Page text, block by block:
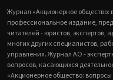
Журнал «Акционерное общество:
профессиональное издание,
читателей - юристов, экспертов,
многих других специалистов,
управления. Журнал АО -
вопросов, касающихся
«Акционерное общество: